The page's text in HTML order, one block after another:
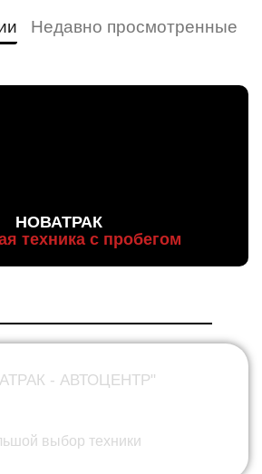
Недавно просмотренные
НОВАТРАК
техника с пробегом
- АВТОЦЕНТР"
выбор техники